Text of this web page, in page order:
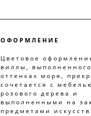
ОФОРМЛЕНИЕ
Цветовое
виллы,
оттенках моря,
сочетается с
розового дерева и
выполненными на
предметами